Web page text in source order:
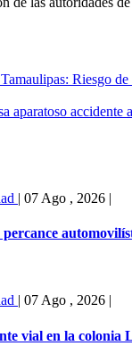
Riesgo
aparatoso accidente
| 07 Ago , 2026 |
| 07 Ago , 2026 |
vial en la colonia